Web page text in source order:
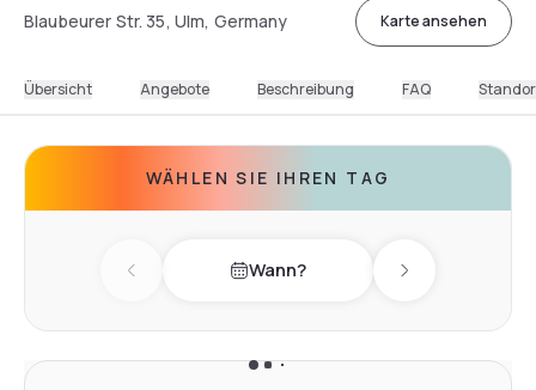
Blaubeurer Str. 35, Ulm, Germany Karte ansehen
Übersicht Angebote Beschreibung FAQ
WÄHLEN SIE IHREN TAG
Previous day Wann? Next day